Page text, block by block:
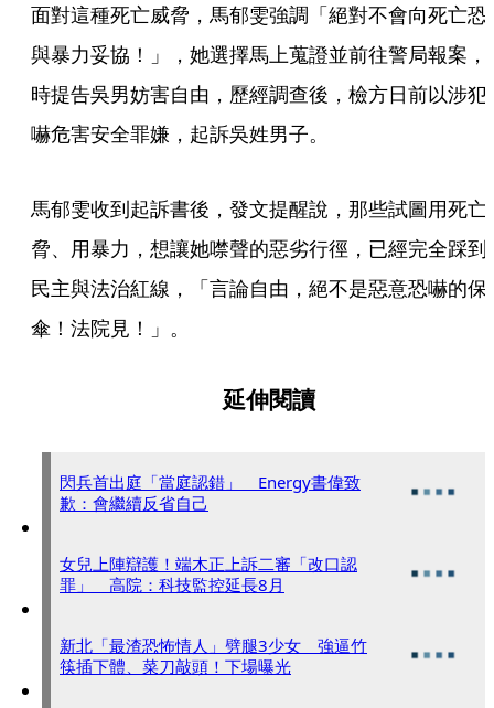
面對這種死亡威脅，馬郁雯強調「絕對不會向死亡恐
與暴力妥協！」，她選擇馬上蒐證並前往警局報案，
時提告吳男妨害自由，歷經調查後，檢方日前以涉犯
嚇危害安全罪嫌，起訴吳姓男子。
馬郁雯收到起訴書後，發文提醒說，那些試圖用死亡
脅、用暴力，想讓她噤聲的惡劣行徑，已經完全踩到
民主與法治紅線，「言論自由，絕不是惡意恐嚇的保
傘！法院見！」。
延伸閱讀
閃兵首出庭「當庭認錯」 Energy書偉致
歉：會繼續反省自己
女兒上陣辯護！端木正上訴二審「改口認
罪」 高院：科技監控延長8月
新北「最渣恐怖情人」劈腿3少女 強逼竹
筷插下體、菜刀敲頭！下場曝光